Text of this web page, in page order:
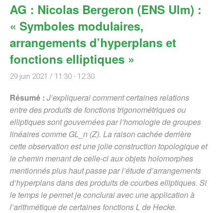
AG : Nicolas Bergeron (ENS Ulm) :
« Symboles modulaires,
arrangements d’hyperplans et
fonctions elliptiques »
29 juin 2021 / 11:30 - 12:30
Résumé : J’expliquerai comment certaines relations
entre des produits de fonctions trigonométriques ou
elliptiques sont gouvernées par l’homologie de groupes
linéaires comme GL_n (Z). La raison cachée derrière
cette observation est une jolie construction topologique et
le chemin menant de celle-ci aux objets holomorphes
mentionnés plus haut passe par l’étude d’arrangements
d’hyperplans dans des produits de courbes elliptiques. Si
le temps le permet je conclurai avec une application à
l’arithmétique de certaines fonctions L de Hecke.